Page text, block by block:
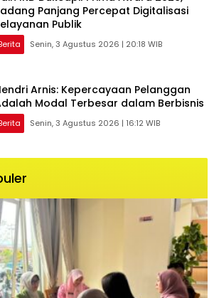
Panjang Percepat Digitalisasi
Publik
Senin, 3 Agustus 2026 | 20:18 WIB
Arnis: Kepercayaan Pelanggan
Modal Terbesar dalam Berbisnis
Senin, 3 Agustus 2026 | 16:12 WIB